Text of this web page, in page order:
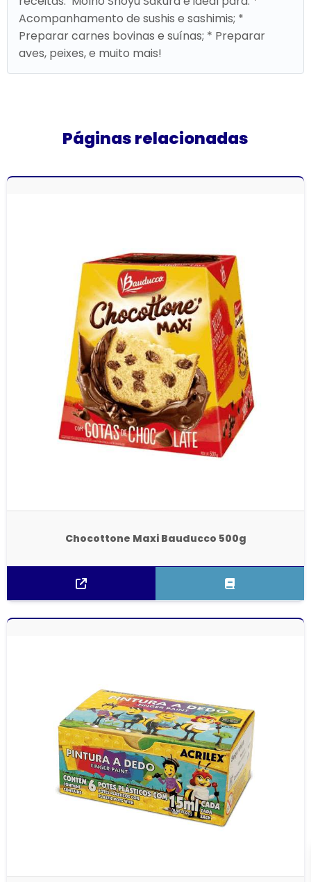
Acompanhamento de sushis e sashimis; *
Preparar carnes bovinas e suínas; * Preparar
aves, peixes, e muito mais!
Páginas relacionadas
Chocottone Maxi Bauducco 500g